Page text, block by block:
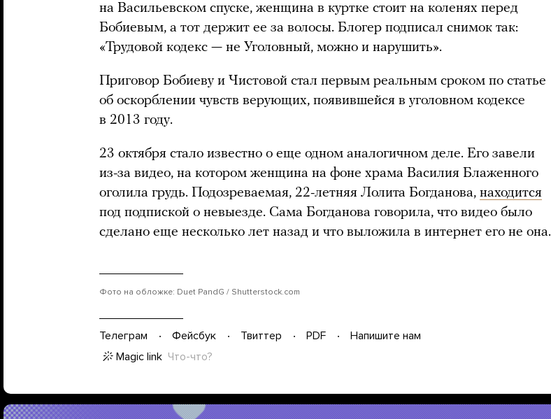
на Васильевском спуске, женщина в куртке стоит на коленях перед
Бобиевым, а тот держит ее за волосы. Блогер подписал снимок так:
«Трудовой кодекс — не Уголовный, можно и нарушить».
Приговор Бобиеву и Чистовой стал первым реальным сроком по статье
об оскорблении чувств верующих, появившейся в уголовном кодексе
в 2013 году.
23 октября стало известно о еще одном аналогичном деле. Его завели
из-за видео, на котором женщина на фоне храма Василия Блаженного
оголила грудь. Подозреваемая, 22-летняя Лолита Богданова, находится
под подпиской о невыезде. Сама Богданова говорила, что видео было
сделано еще несколько лет назад и что выложила в интернет его не она.
Фото на обложке: Duet PandG / Shutterstock.com
Телеграм Фейсбук Твиттер PDF
Напишите нам
Magic link Что-что?